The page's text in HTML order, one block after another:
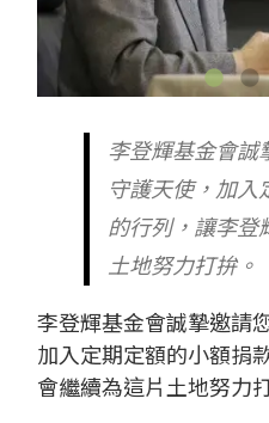
李登輝基金會誠
守護天使，加入
的行列，讓李登
土地努力打拚。
李登輝基金會誠摯邀請
加入定期定額的小額捐
會繼續為這片土地努力